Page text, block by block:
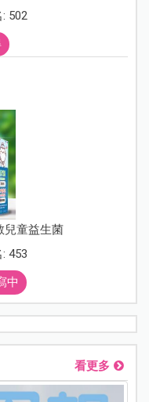
502
兒童益生菌
453
中
看更多